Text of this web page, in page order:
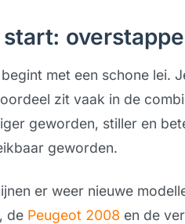
met een schone lei.
zit vaak in de
geworden, stiller en
geworden.
er weer nieuwe
, de Peugeot 2008 en de